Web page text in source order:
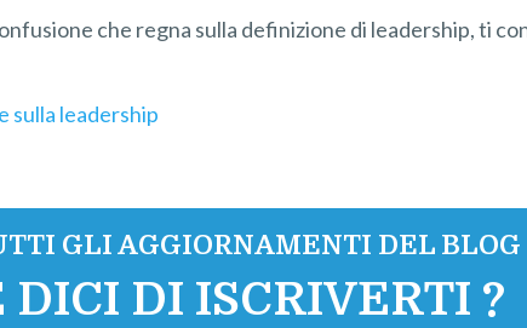
che regna sulla definizione di leadership, ti
sulla leadership
GLI AGGIORNAMENTI DEL BLOG
DICI DI ISCRIVERTI ?